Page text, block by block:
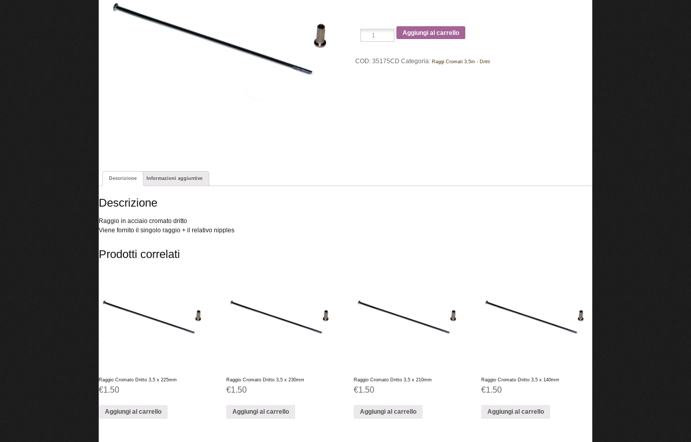
Raggio
Cromato
3,5
Aggiungi al carrello
COD:35175CD Categoria:Raggi Cromati 3,5m - Dritti
Descrizione Informazioni aggiuntive
Descrizione
Raggio in acciaio cromato dritto
Viene fornito il singolo raggio + il relativo nipples
Prodotti correlati
Raggio Cromato Dritto 3,5 x 225mm
€1.50
Aggiungi al carrello
Raggio Cromato Dritto 3,5 x 230mm
€1.50
Aggiungi al carrello
Raggio Cromato Dritto 3,5 x 210mm
€1.50
Aggiungi al carrello
Raggio Cromato Dritto 3,5 x 140mm
€1.50
Aggiungi al carrello